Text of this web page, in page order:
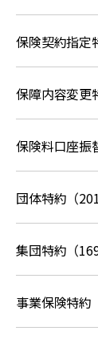
保険契約指定
保障内容変更
保険料口座振
団体特約（
集団特約（
事業保険特約